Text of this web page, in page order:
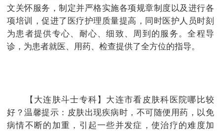
文关怀服务，制定并严格实施各项规章制度以及进行各
项培训，促进了医疗护理质量提高，同时医护人员时刻
为患者提供专心、耐心、细致、周到的服务。全程导
诊，为患者就医、用药、检查提供了全方位的指导。
【大连肤斗士专科】大连市看皮肤科医院哪比较
好？温馨提示：皮肤出现疾病时，不可随便用药，以免
病情不断的加重，引起一些并发症，使治疗的难度加